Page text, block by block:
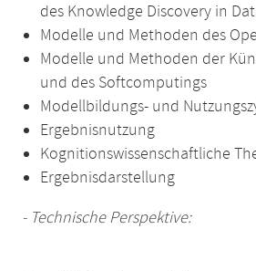
des Knowledge Discovery in
Modelle und Methoden des
Modelle und Methoden der
und des Softcomputings
Modellbildungs- und
Ergebnisnutzung
Kognitionswissenschaftliche
Ergebnisdarstellung
- Technische Perspektive: